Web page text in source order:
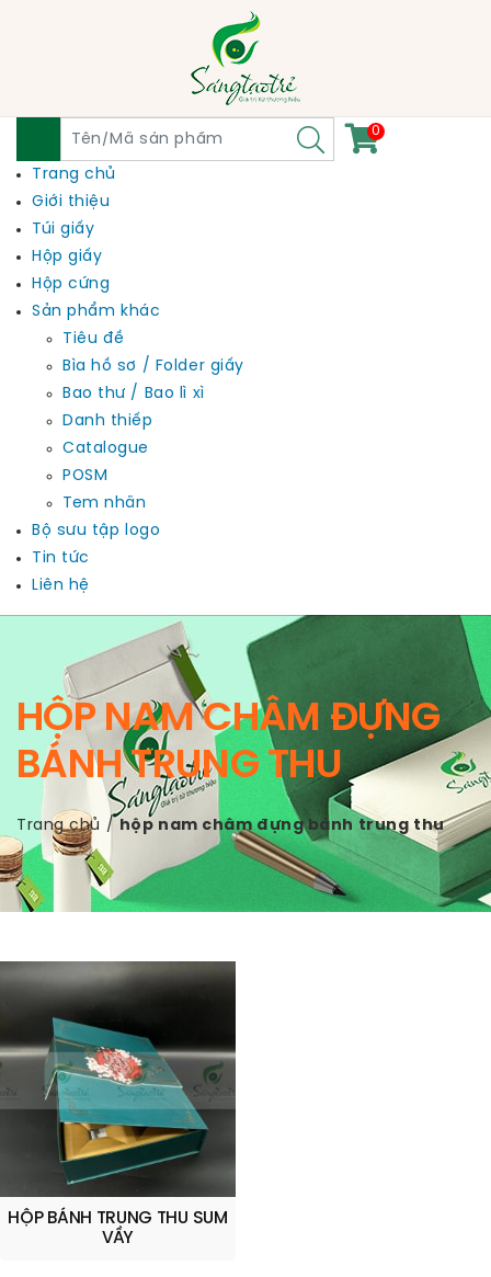
0
Trang chủ
Giới thiệu
Túi giấy
Hộp giấy
Hộp cứng
Sản phẩm khác
Tiêu đề
Bìa hồ sơ / Folder giấy
Bao thư / Bao lì xì
Danh thiếp
Catalogue
POSM
Tem nhãn
Bộ sưu tập logo
Tin tức
Liên hệ
HỘP NAM CHÂM ĐỰNG
BÁNH TRUNG THU
Trang chủ / hộp nam châm đựng bánh trung thu
HỘP BÁNH TRUNG THU SUM
VẦY